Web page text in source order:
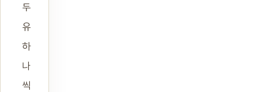
두
유
하
나
씩